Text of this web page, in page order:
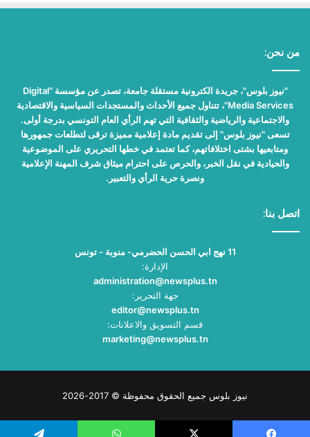
من نحن:
"نيوز بلوس"، جريدة الكترونية مستقلة جامعة، تصدر عن مؤسسة "Digital
Media Services"، تتناول جميع الأحداث والمستجدات السياسية والاقتصادية
والاجتماعية والرياضية والثقافية التي تهم الرأي العام التونسي بدرجة أولى.
تسعى "نيوز بلوس" إلى تقديم مادة إعلامية مميزة ترقى لتطلعات جمهورها
ومتابعيها بشتى اختلافاتهم، كما تعتمد في خطها التحريري على الموضوعية
والحيادية في نقل الخبر، والحرص على احترام ميثاق شرف المهنة الإعلامية
ونصرة حرية الرأي والتعبير.
اتصل بنا:
11 نهج ابي الحسن الحضرمي- منوبة - تونس
الإدارة:
administration@newsplus.tn
جهة التحرير:
editor@newsplus.tn
قسم التسويق والاعلانات:
marketing@newsplus.tn
نيوز بلوس جميع الحقوق محفوظة © 2017-2026